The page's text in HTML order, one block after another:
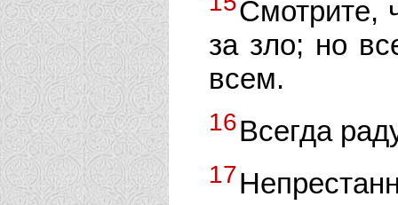
Смотрите,
за зло; но
всем.
16Всегда
17